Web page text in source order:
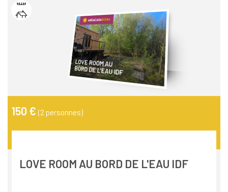
Offrir ce type de moment, c’est proposer bien plus qu’une
escapade : c’est donner du sens au geste. C’est permettre de
vivre un temps de pause qui résonne avec des valeurs
LOVE ROOM AU
BORD DE L'EAU IDF
150 € (2 personnes)
LOVE ROOM AU BORD DE L'EAU IDF